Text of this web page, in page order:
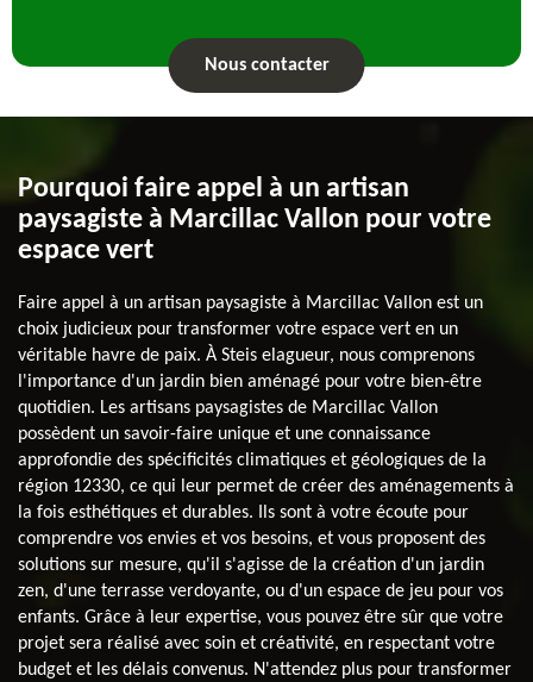
Nous contacter
Pourquoi faire appel à un artisan
paysagiste à Marcillac Vallon pour votre
espace vert
Faire appel à un artisan paysagiste à Marcillac Vallon est un
choix judicieux pour transformer votre espace vert en un
véritable havre de paix. À Steis elagueur, nous comprenons
l'importance d'un jardin bien aménagé pour votre bien-être
quotidien. Les artisans paysagistes de Marcillac Vallon
possèdent un savoir-faire unique et une connaissance
approfondie des spécificités climatiques et géologiques de la
région 12330, ce qui leur permet de créer des aménagements à
la fois esthétiques et durables. Ils sont à votre écoute pour
comprendre vos envies et vos besoins, et vous proposent des
solutions sur mesure, qu'il s'agisse de la création d'un jardin
zen, d'une terrasse verdoyante, ou d'un espace de jeu pour vos
enfants. Grâce à leur expertise, vous pouvez être sûr que votre
projet sera réalisé avec soin et créativité, en respectant votre
budget et les délais convenus. N'attendez plus pour transformer